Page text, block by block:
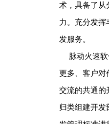
术，具备了从
力。充分发挥
发服务。
脉动火速
更多、客户对
交流的共通的
归类组建开发